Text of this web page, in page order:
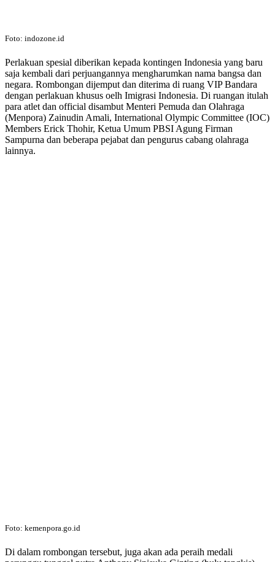
Foto: indozone.id
Perlakuan spesial diberikan kepada kontingen Indonesia yang baru
saja kembali dari perjuangannya mengharumkan nama bangsa dan
negara. Rombongan dijemput dan diterima di ruang VIP Bandara
dengan perlakuan khusus oelh Imigrasi Indonesia. Di ruangan itulah
para atlet dan official disambut Menteri Pemuda dan Olahraga
(Menpora) Zainudin Amali, International Olympic Committee (IOC)
Members Erick Thohir, Ketua Umum PBSI Agung Firman
Sampurna dan beberapa pejabat dan pengurus cabang olahraga
lainnya.
Foto: kemenpora.go.id
Di dalam rombongan tersebut, juga akan ada peraih medali